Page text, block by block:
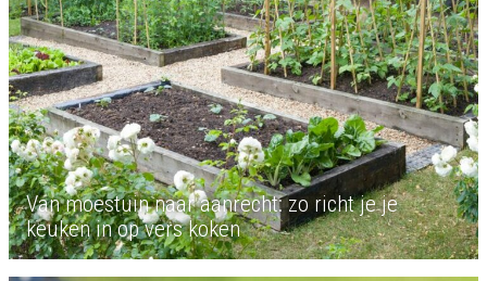
Van moestuin naar aanrecht: zo richt je je
keuken in op vers koken